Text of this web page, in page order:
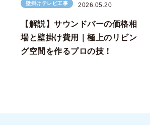
壁掛けテレビ工事 2026.05.20
【解説】サウンドバーの価格相
場と壁掛け費用｜極上のリビン
グ空間を作るプロの技！